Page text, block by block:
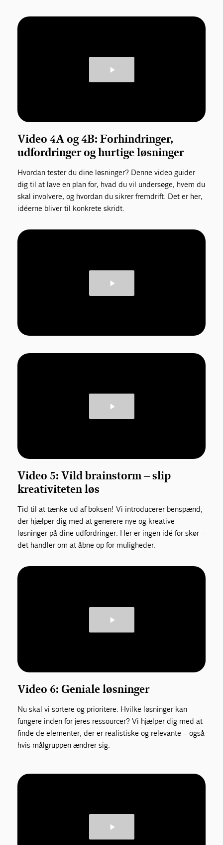
Video 4A og 4B: Forhindringer,
udfordringer og hurtige løsninger
Hvordan tester du dine løsninger? Denne video guider
dig til at lave en plan for, hvad du vil undersøge, hvem du
skal involvere, og hvordan du sikrer fremdrift. Det er her,
idéerne bliver til konkrete skridt.
Video 5: Vild brainstorm – slip
kreativiteten løs
Tid til at tænke ud af boksen! Vi introducerer benspænd,
der hjælper dig med at generere nye og kreative
løsninger på dine udfordringer. Her er ingen idé for skør –
det handler om at åbne op for muligheder.
Video 6: Geniale løsninger
Nu skal vi sortere og prioritere. Hvilke løsninger kan
fungere inden for jeres ressourcer? Vi hjælper dig med at
finde de elementer, der er realistiske og relevante – også
hvis målgruppen ændrer sig.